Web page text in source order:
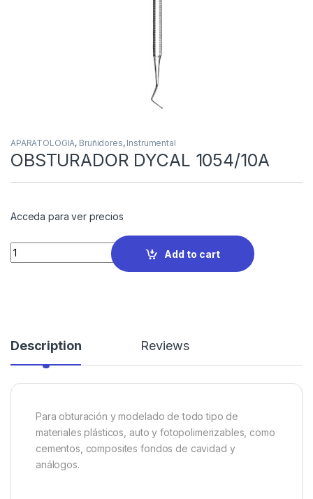
APARATOLOGIA, Bruñidores, Instrumental
OBSTURADOR DYCAL 1054/10A
Acceda para ver precios
Quantity
Add to cart
Description Reviews
Para obturación y modelado de todo tipo de
materiales plásticos, auto y fotopolimerizables, como
cementos, composites fondos de cavidad y
análogos.